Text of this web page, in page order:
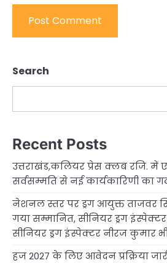
Search
Recent Posts
उत्तराखंड,कलियर प्रेस क्लब रजि. में
सर्वसम्मति से नई कार्यकारिणी का
नेशनल स्तर पर ड्रग आयुक्त ताजवर
गया सम्मानित, सीनियर ड्रग
सीनियर ड्रग इंस्पेक्टर नीरज कुमार
हज 2027 के लिए आवेदन प्रक्रिया